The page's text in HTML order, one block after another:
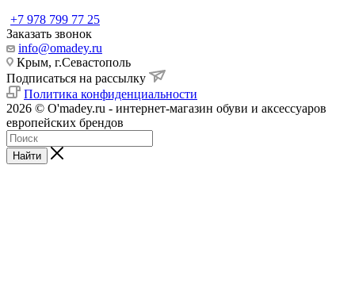
+7 978 799 77 25
Заказать звонок
info@omadey.ru
Крым, г.Севастополь
Подписаться на рассылку
Политика конфиденциальности
2026 © O'madey.ru - интернет-магазин обуви и аксессуаров
европейских брендов
Найти